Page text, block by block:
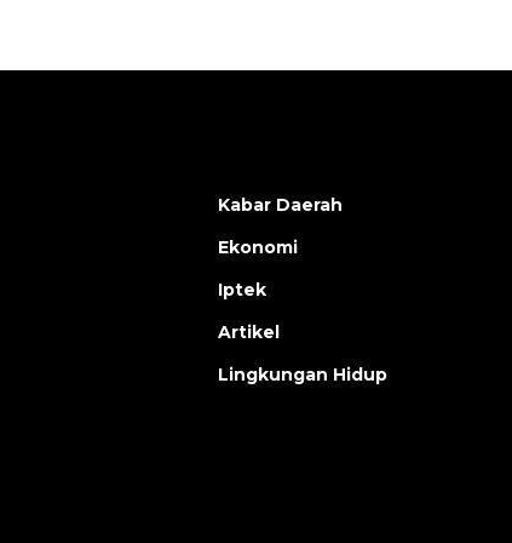
Kabar Daerah
Ekonomi
Iptek
Artikel
Lingkungan Hidup